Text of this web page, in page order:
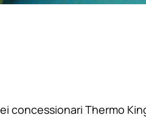
concessionari Thermo